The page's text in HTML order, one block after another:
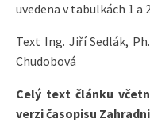
uvedena v tabulkách 1 a
Text Ing. Jiří Sedlák,
Chudobová
Celý text článku
verzi časopisu